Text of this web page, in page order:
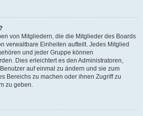
von Mitgliedern, die die Mitglieder des Boards
verwaltbare Einheiten aufteilt. Jedes Mitglied
und jeder Gruppe können
Dies erleichtert es den Administratoren,
auf einmal zu ändern und sie zum
Bereichs zu machen oder ihnen Zugriff zu
zu geben.